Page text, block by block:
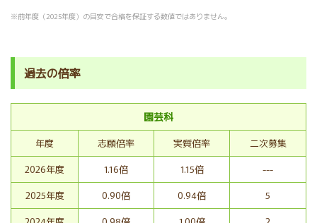
※前年度（2025年度）の目安で合格を保証する数値ではありません。
過去の倍率
園芸科
年度 志願倍率 実質倍率
二次募集
2026年度
1.16倍 1.15倍
---
2025年度
0.90倍 0.94倍
5